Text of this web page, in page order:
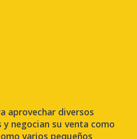
aprovechar diversos
negocian su venta como
varios pequeños